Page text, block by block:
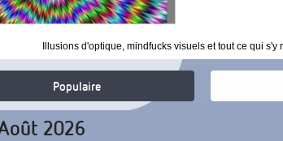
Illusions d'optique, mindfucks visuels et tout ce qui s'y
Populaire
2026